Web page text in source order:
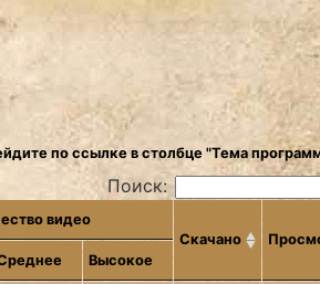
по ссылке в столбце "Тема
Поиск:
видео
Скачано
Высокое